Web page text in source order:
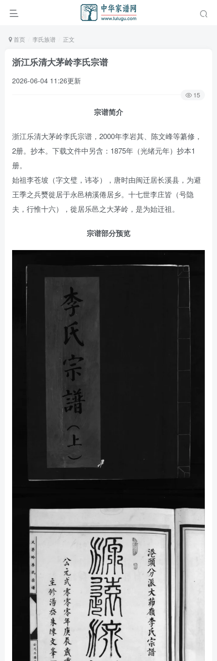
首页 李氏族谱 正文
浙江乐清大茅岭李氏宗谱
2026-06-04 11:26更新
15
宗谱简介
浙江乐清大茅岭李氏宗谱，2000年李岩其、陈文峰等纂修，
2册。抄本。下载文件中另含：1875年（光绪元年）抄本1
册。
始祖李苍坡（字文璧，讳岺），唐时由闽迁居长溪县，为避
王季之兵燹徙居于永邑柟溪倦居乡。十七世李庄皆（号隐
夫，行惟十六），徙居乐邑之大茅岭，是为始迁祖。
宗谱部分预览